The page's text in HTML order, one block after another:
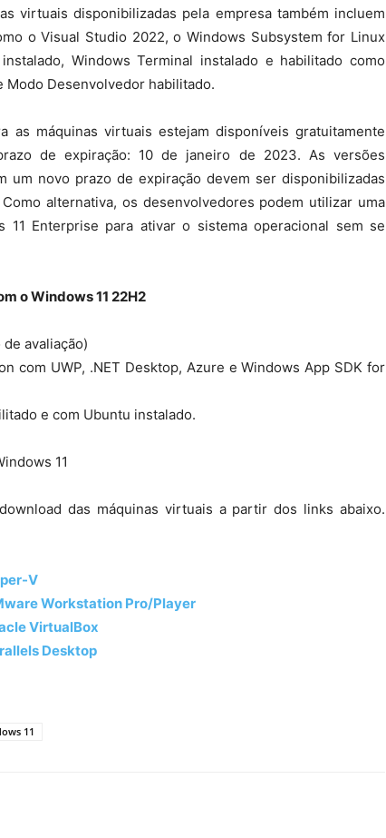
virtuais disponibilizadas pela empresa também incluem
o Visual Studio 2022, o Windows Subsystem for Linux
Windows Terminal instalado e habilitado como
Modo Desenvolvedor habilitado.
as máquinas virtuais estejam disponíveis gratuitamente
de expiração: 10 de janeiro de 2023. As versões
um novo prazo de expiração devem ser disponibilizadas
alternativa, os desenvolvedores podem utilizar uma
11 Enterprise para ativar o sistema operacional sem se
o Windows 11 22H2
avaliação)
com UWP, .NET Desktop, Azure e Windows App SDK for
e com Ubuntu instalado.
11
das máquinas virtuais a partir dos links abaixo.
V
Workstation Pro/Player
VirtualBox
Desktop
11